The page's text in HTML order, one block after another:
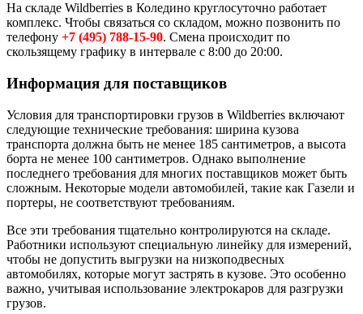
На складе Wildberries в Коледино круглосуточно работает
комплекс. Чтобы связаться со складом, можно позвонить по
телефону +7 (495) 788-15-90. Смена происходит по
скользящему графику в интервале с 8:00 до 20:00.
Информация для поставщиков
Условия для транспортировки грузов в Wildberries включают
следующие технические требования: ширина кузова
транспорта должна быть не менее 185 сантиметров, а высота
борта не менее 100 сантиметров. Однако выполнение
последнего требования для многих поставщиков может быть
сложным. Некоторые модели автомобилей, такие как Газели и
портеры, не соответствуют требованиям.
Все эти требования тщательно контролируются на складе.
Работники используют специальную линейку для измерений,
чтобы не допустить выгрузки на низкоподвесных
автомобилях, которые могут застрять в кузове. Это особенно
важно, учитывая использование электрокаров для разгрузки
грузов.